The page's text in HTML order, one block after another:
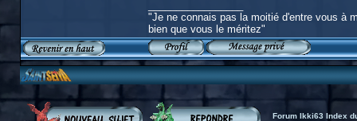
"Je ne connais pas la moitié d'entre vous à
bien que vous le méritez"
Forum Ikki63 Index